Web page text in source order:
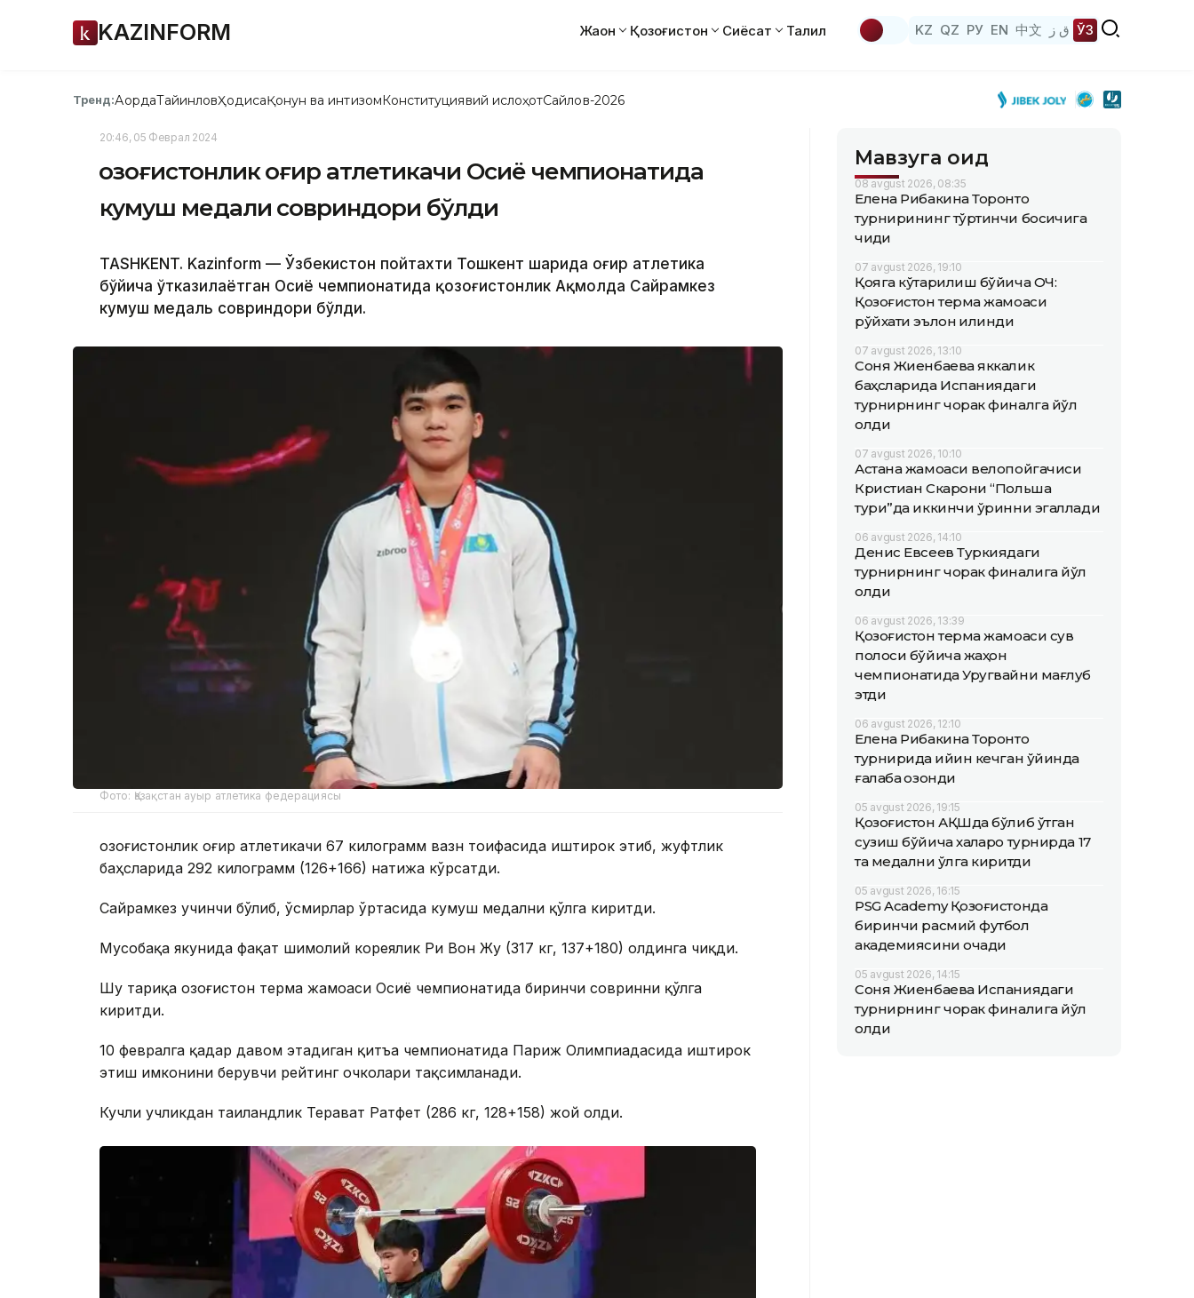
KAZINFORM Жаҳон Қозоғистон Сиёсат Таҳлил KZ QZ РУ EN 中文 ق ز ЎЗ
Тренд:АқордаТайинловҲодисаҚонун ва интизомКонституциявий ислоҳотСайлов-2026
20:46, 05 Феврал 2024
Қозоғистонлик оғир атлетикачи Осиё чемпионатида
кумуш медали совриндори бўлди
TASHKENT. Kazinform — Ўзбекистон пойтахти Тошкент шаҳрида оғир атлетика
бўйича ўтказилаётган Осиё чемпионатида қозоғистонлик Ақмолда Сайрамкез
кумуш медаль совриндори бўлди.
Фото: Қазақстан ауыр атлетика федерациясы
Қозоғистонлик оғир атлетикачи 67 килограмм вазн тоифасида иштирок этиб, жуфтлик
баҳсларида 292 килограмм (126+166) натижа кўрсатди.
Сайрамкез учинчи бўлиб, ўсмирлар ўртасида кумуш медални қўлга киритди.
Мусобақа якунида фақат шимолий кореялик Ри Вон Жу (317 кг, 137+180) олдинга чиқди.
Шу тариқа Қозоғистон терма жамоаси Осиё чемпионатида биринчи совринни қўлга
киритди.
10 февралга қадар давом этадиган қитъа чемпионатида Париж Олимпиадасида иштирок
этиш имконини берувчи рейтинг очколари тақсимланади.
Кучли учликдан таиландлик Терават Ратфет (286 кг, 128+158) жой олди.
Мавзуга оид
08 avgust 2026, 08:35
Елена Рибакина Торонто
турнирининг тўртинчи босқичига
чиқди
07 avgust 2026, 19:10
Қояга кўтарилиш бўйича ОЧ:
Қозоғистон терма жамоаси
рўйхати эълон қилинди
07 avgust 2026, 13:10
Соня Жиенбаева яккалик
баҳсларида Испаниядаги
турнирнинг чорак финалга йўл
олди
07 avgust 2026, 10:10
Астана жамоаси велопойгачиси
Кристиан Скарони “Польша
тури”да иккинчи ўринни эгаллади
06 avgust 2026, 14:10
Денис Евсеев Туркиядаги
турнирнинг чорак финалига йўл
олди
06 avgust 2026, 13:39
Қозоғистон терма жамоаси сув
полоси бўйича жаҳон
чемпионатида Уругвайни мағлуб
этди
06 avgust 2026, 12:10
Елена Рибакина Торонто
турнирида қийин кечган ўйинда
ғалаба қозонди
05 avgust 2026, 19:15
Қозоғистон АҚШда бўлиб ўтган
сузиш бўйича халқаро турнирда 17
та медални қўлга киритди
05 avgust 2026, 16:15
PSG Academy Қозоғистонда
биринчи расмий футбол
академиясини очади
05 avgust 2026, 14:15
Соня Жиенбаева Испаниядаги
турнирнинг чорак финалига йўл
олди